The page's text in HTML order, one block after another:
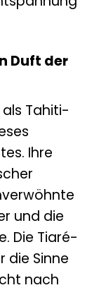
Duft der
Tahiti-
Ihre
und die
Die Tiaré-
die Sinne
nach